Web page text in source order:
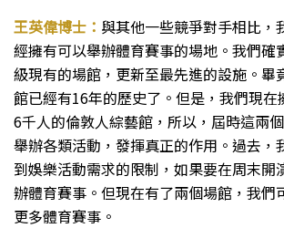
王英偉博士： 與其他一些競爭對手相比，
經擁有可以舉辦體育賽事的場地。我們確
級現有的場館，更新至最先進的設施。畢
館已經有16年的歷史了。但是，我們現在
6千人的倫敦人綜藝館，所以，屆時這兩
舉辦各類活動，發揮真正的作用。過去，
到娛樂活動需求的限制，如果要在周末開
辦體育賽事。但現在有了兩個場館，我們
更多體育賽事。